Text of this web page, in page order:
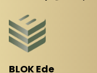
BLOK Ede